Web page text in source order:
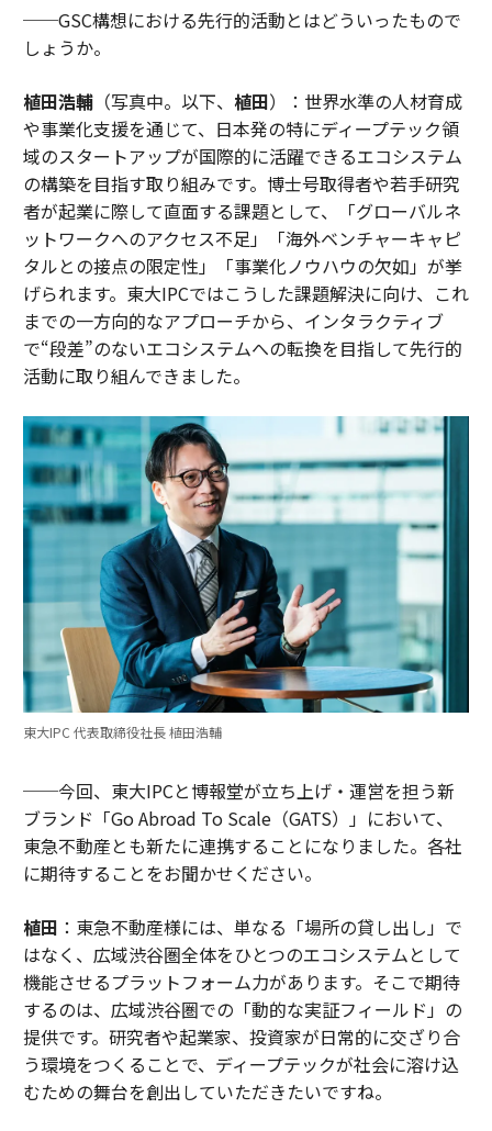
──GSC構想における先行的活動とはどういったもので
しょうか。
植田浩輔（写真中。以下、 植田）：世界水準の人材育成
や事業化支援を通じて、日本発の特にディープテック領
域のスタートアップが国際的に活躍できるエコシステム
の構築を目指す取り組みです。博士号取得者や若手研究
者が起業に際して直面する課題として、「グローバルネ
ットワークへのアクセス不足」「海外ベンチャーキャピ
タルとの接点の限定性」「事業化ノウハウの欠如」が挙
げられます。東大IPCではこうした課題解決に向け、これ
までの一方向的なアプローチから、インタラクティブ
で“段差”のないエコシステムへの転換を目指して先行的
活動に取り組んできました。
東大IPC 代表取締役社長 植田浩輔
──今回、東大IPCと博報堂が立ち上げ・運営を担う新
ブランド「Go Abroad To Scale（GATS）」において、
東急不動産とも新たに連携することになりました。各社
に期待することをお聞かせください。
植田 ：東急不動産様には、単なる「場所の貸し出し」で
はなく、広域渋谷圏全体をひとつのエコシステムとして
機能させるプラットフォーム力があります。そこで期待
するのは、広域渋谷圏での「動的な実証フィールド」の
提供です。研究者や起業家、投資家が日常的に交ざり合
う環境をつくることで、ディープテックが社会に溶け込
むための舞台を創出していただきたいですね。